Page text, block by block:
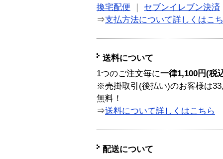
換宅配便 ｜ セブンイレブン決済
⇒支払方法について詳しくはこ
送料について
1つのご注文毎に一律1,100円(税
※売掛取引(後払い)のお客様は
無料！
⇒送料について詳しくはこちら
配送について